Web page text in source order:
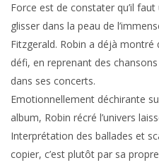
Force est de constater qu’il
glisser dans la peau de
Fitzgerald. Robin a déjà montré
défi, en reprenant des
dans ses concerts.
Emotionnellement déchirante
album, Robin récré l’univers
Interprétation des ballades et
copier, c’est plutôt par sa